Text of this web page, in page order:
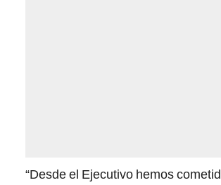
“Desde el Ejecutivo hemos